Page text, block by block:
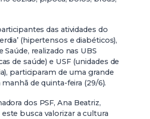
das atividades do
(hipertensos e diabéticos),
Saúde, realizado nas UBS
de saúde) e USF (unidades de
participaram de uma grande
de quinta-feira (29/6).
dos PSF, Ana Beatriz,
busca valorizar a cultura